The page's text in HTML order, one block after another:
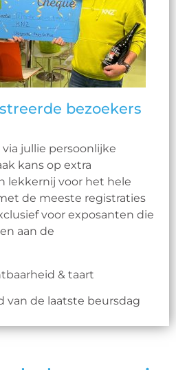
bezoekers
jullie persoonlijke
kans op extra
lekkernij voor het hele
de meeste registraties
voor exposanten die
aan de
& taart
van de laatste beursdag